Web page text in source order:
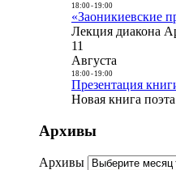
18:00- 19:00
«Заоникиевские
Лекция диакона
11
Августа
18:00- 19:00
Презентация
Новая книга
Архивы
Архивы